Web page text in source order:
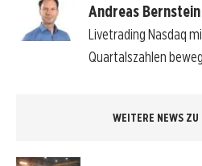
Andreas Bernstein
Livetrading Nasdaq
Quartalszahlen
WEITERE NEWS